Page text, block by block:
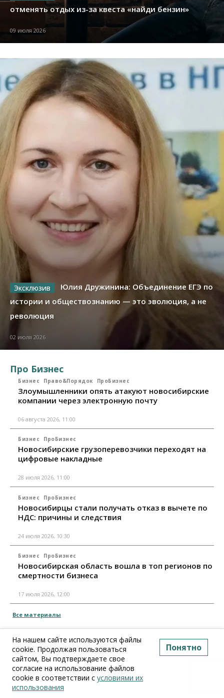
отменять отдых из-за квеста «найди бензин»
09 июля 2026
Юлия Дружинина: Объединение ЕГЭ по
истории и обществознанию — это эволюция, а не
революция
02 июля 2026
Про Бизнес
Бизнес Право&Порядок ПроБизнес
Злоумышленники опять атакуют новосибирские
компании через электронную почту
06 августа 2026, 11:00
Бизнес ПроБизнес
Новосибирские грузоперевозчики переходят на
цифровые накладные
28 июля 2026, 11:00
Бизнес ПроБизнес
Новосибирцы стали получать отказ в вычете по
НДС: причины и следствия
24 июля 2026, 10:30
Бизнес ПроБизнес
Новосибирская область вошла в топ регионов по
смертности бизнеса
17 июля 2026, 12:00
Все материалы
На нашем сайте используются файлы
cookie. Продолжая пользоваться
сайтом, Вы подтверждаете свое
согласие на использование файлов
cookie в соответствии с условиями их
использования
Понятно